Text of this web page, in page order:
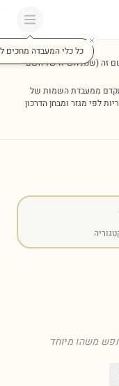
כל כלי המעבדה מחכים
זה(שנת השיא של השם
ממעבדת השמות של
לפי מגזר ומבחן הדרכון
משהו מיוחד